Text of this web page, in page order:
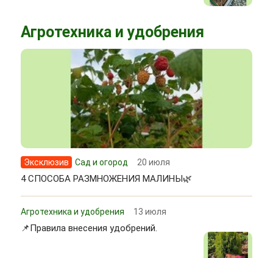
Агротехника и удобрения
Эксклюзив Сад и огород 20 июля
4 СПОСОБА РАЗМНОЖЕНИЯ МАЛИНЫ🌿
Агротехника и удобрения 13 июля
📌Правила внесения удобрений.